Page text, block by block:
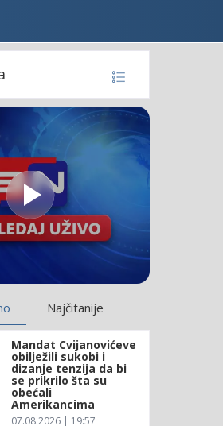
Najčitanije
Mandat Cvijanovićeve
obilježili sukobi i
dizanje tenzija da bi
se prikrilo šta su
obećali
Amerikancima
07.08.2026 | 19:57